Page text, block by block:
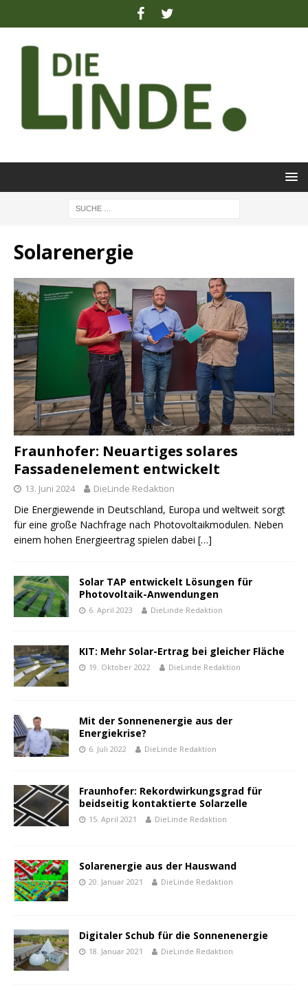
Solarenergie
Fraunhofer: Neuartiges solares
Fassadenelement entwickelt
13. Juni 2024 DieLinde Redaktion
Die Energiewende in Deutschland, Europa und weltweit sorgt
für eine große Nachfrage nach Photovoltaikmodulen. Neben
einem hohen Energieertrag spielen dabei […]
Solar TAP entwickelt Lösungen für
Photovoltaik-Anwendungen
6. April 2023 DieLinde Redaktion
KIT: Mehr Solar-Ertrag bei gleicher Fläche
19. Oktober 2022 DieLinde Redaktion
Mit der Sonnenenergie aus der
Energiekrise?
6. Juli 2022 DieLinde Redaktion
Fraunhofer: Rekordwirkungsgrad für
beidseitig kontaktierte Solarzelle
15. April 2021 DieLinde Redaktion
Solarenergie aus der Hauswand
20. Januar 2021 DieLinde Redaktion
Digitaler Schub für die Sonnenenergie
18. Januar 2021 DieLinde Redaktion